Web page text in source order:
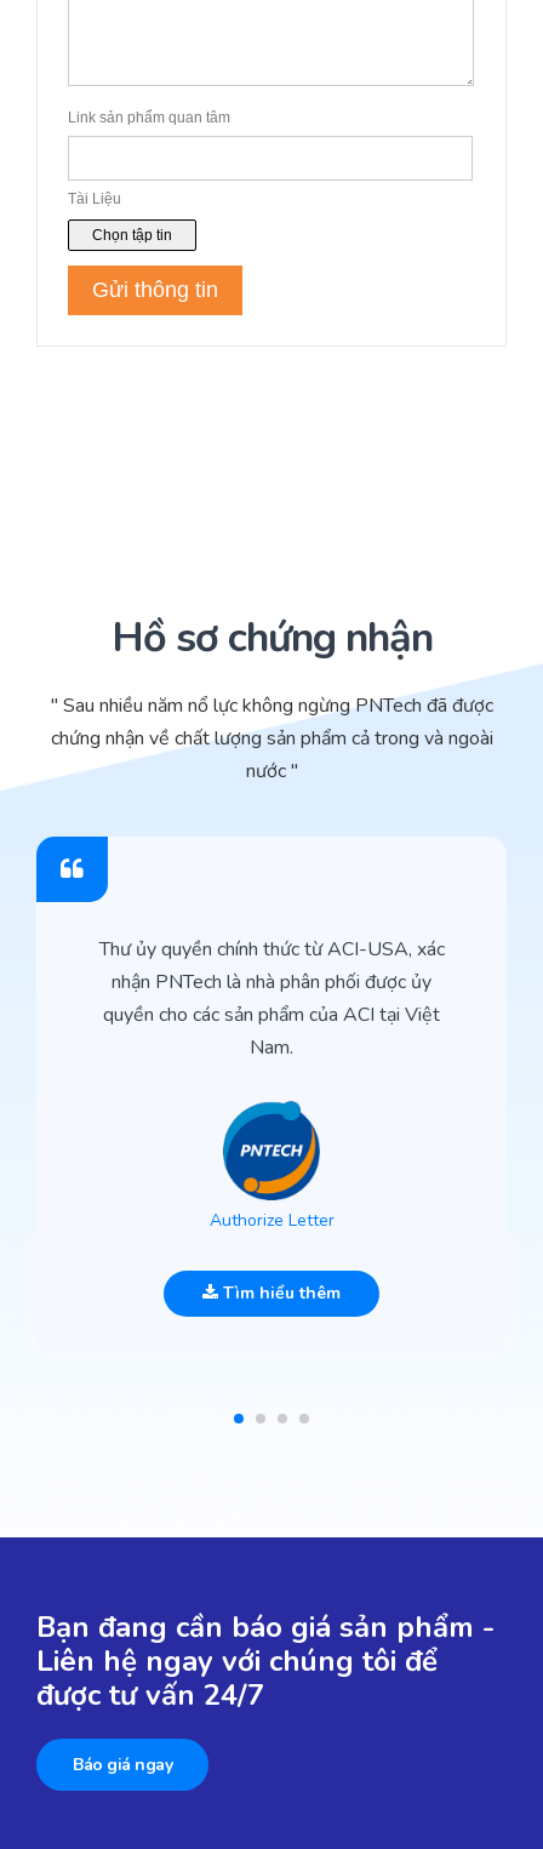
Hồ sơ chứng nhận
" Sau nhiều năm nổ lực không ngừng PNTech đã được
chứng nhận về chất lượng sản phẩm cả trong và ngoài
nước "
Thư ủy quyền chính thức từ ACI-USA, xác
nhận PNTech là nhà phân phối được ủy
quyền cho các sản phẩm của ACI tại Việt
Nam.
Authorize Letter
Tìm hiểu thêm
Bạn đang cần báo giá sản phẩm -
Liên hệ ngay với chúng tôi để
được tư vấn 24/7
Báo giá ngay